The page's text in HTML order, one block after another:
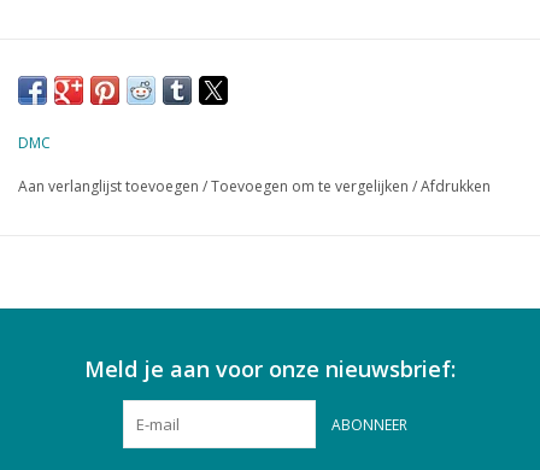
DMC
Aan verlanglijst toevoegen /Toevoegen om te vergelijken /Afdrukken
Meld je aan voor onze nieuwsbrief:
ABONNEER